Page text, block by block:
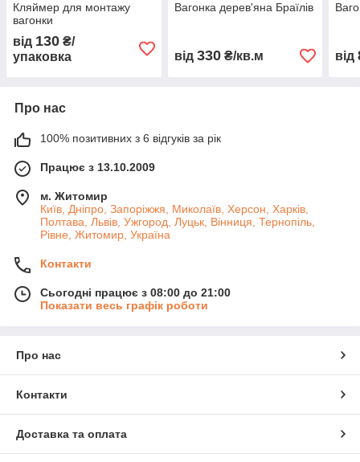
Кляймер для монтажу
вагонки
від 130 ₴/
упаковка
Вагонка дерев'яна Браїлів
від 330₴/кв.м від
Про нас
100% позитивних з 6 відгуків за рік
Працює з 13.10.2009
м. Житомир
Київ, Дніпро, Запоріжжя, Миколаїв, Херсон, Харків,
Полтава, Львів, Ужгород, Луцьк, Вінниця, Тернопіль,
Рівне, Житомир, Україна
Контакти
Сьогодні працює з 08:00 до 21:00
Показати весь графік роботи
Про нас
Контакти
Доставка та оплата